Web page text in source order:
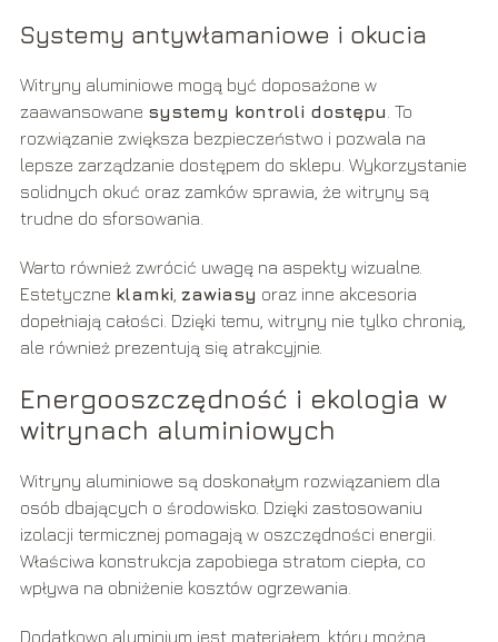
Systemy antywłamaniowe i okucia
Witryny aluminiowe mogą być doposażone w
zaawansowane systemy kontroli dostępu . To
rozwiązanie zwiększa bezpieczeństwo i pozwala na
lepsze zarządzanie dostępem do sklepu. Wykorzystanie
solidnych okuć oraz zamków sprawia, że witryny są
trudne do sforsowania.
Warto również zwrócić uwagę na aspekty wizualne.
Estetyczne klamki zawiasy oraz inne akcesoria
dopełniają całości. Dzięki temu, witryny nie tylko chronią,
ale również prezentują się atrakcyjnie.
Energooszczędność i ekologia w
witrynach aluminiowych
Witryny aluminiowe są doskonałym rozwiązaniem dla
osób dbających o środowisko. Dzięki zastosowaniu
izolacji termicznej pomagają w oszczędności energii.
Właściwa konstrukcja zapobiega stratom ciepła, co
wpływa na obniżenie kosztów ogrzewania.
Dodatkowo aluminium jest materiałem, który można